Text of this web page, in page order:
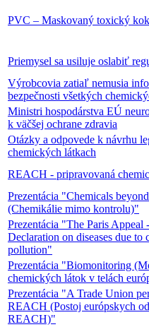
PVC – Maskovaný toxický
Priemysel sa usiluje oslabiť
Výrobcovia zatiaľ nemusia
bezpečnosti všetkých
Ministri hospodárstva EÚ
k väčšej ochrane zdravia
Otázky a odpovede k návrhu
chemických látkach
REACH - pripravovaná
Prezentácia "Chemicals
(Chemikálie mimo kontrolu)"
Prezentácia "The Paris Appeal
Declaration on diseases due to
pollution"
Prezentácia "Biomonitoring
chemických látok v telách
Prezentácia "A Trade Union
REACH (Postoj európskych
REACH)"